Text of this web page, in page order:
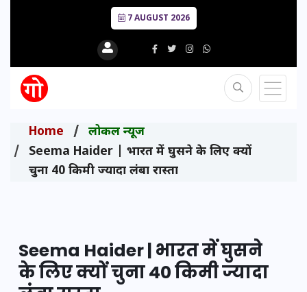
7 AUGUST 2026
Home
लोकल न्यूज
Seema Haider | भारत में घुसने के लिए क्यों
चुना 40 किमी ज्यादा लंबा रास्ता
Seema Haider | भारत में घुसने
के लिए क्यों चुना 40 किमी ज्यादा